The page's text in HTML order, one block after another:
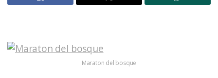
Maraton del bosque